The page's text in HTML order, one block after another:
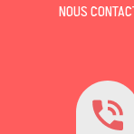
NOUS